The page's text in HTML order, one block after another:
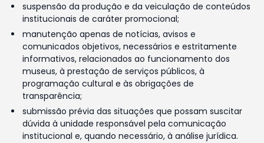
suspensão da produção e da veiculação de conteúdos
institucionais de caráter promocional;
manutenção apenas de notícias, avisos e
comunicados objetivos, necessários e estritamente
informativos, relacionados ao funcionamento dos
museus, à prestação de serviços públicos, à
programação cultural e às obrigações de
transparência;
submissão prévia das situações que possam suscitar
dúvida à unidade responsável pela comunicação
institucional e, quando necessário, à análise jurídica.